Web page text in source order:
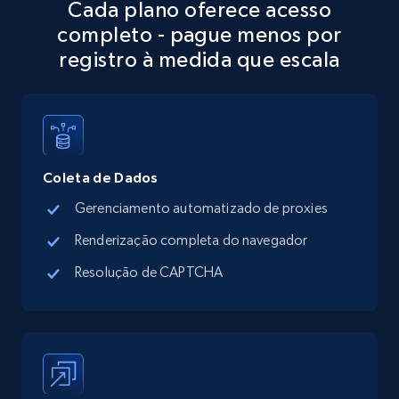
Address, Description, Business details, and
more.
Place id, URL, Country, Name, Category,
Address, Description, Business details, and
Google Maps full information - Collect
Cada plano oferece acesso
completo - pague menos por
registro à medida que escala
Coleta de Dados
Gerenciamento automatizado de proxies
Renderização completa do navegador
Resolução de CAPTCHA